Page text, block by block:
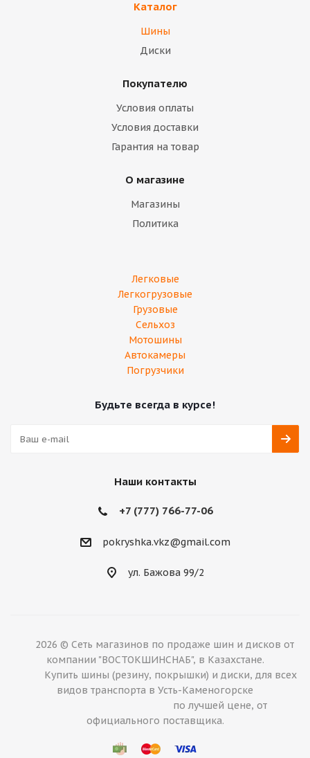
Каталог
Шины
Диски
Покупателю
Условия оплаты
Условия доставки
Гарантия на товар
О магазине
Магазины
Политика
Легковые
Легкогрузовые
Грузовые
Сельхоз
Мотошины
Автокамеры
Погрузчики
Будьте всегда в курсе!
Наши контакты
+7 (777) 766-77-06
pokryshka.vkz@gmail.com
ул. Бажова 99/2
2026 © Сеть магазинов по продаже шин и дисков от
компании "ВОСТОКШИНСНАБ", в Казахстане.
Купить шины (резину, покрышки) и диски, для всех
видов транспорта в Усть-Каменогорске
по лучшей цене, от
официального поставщика.